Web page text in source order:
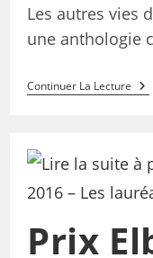
Les autres vies
une anthologie
Continuer La Lecture
Prix